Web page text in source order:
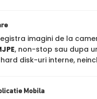
imagini de la
, non-stop sau dupa
disk-uri interne,
Mobila